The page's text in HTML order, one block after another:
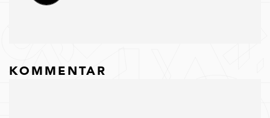
KOMMENTAR